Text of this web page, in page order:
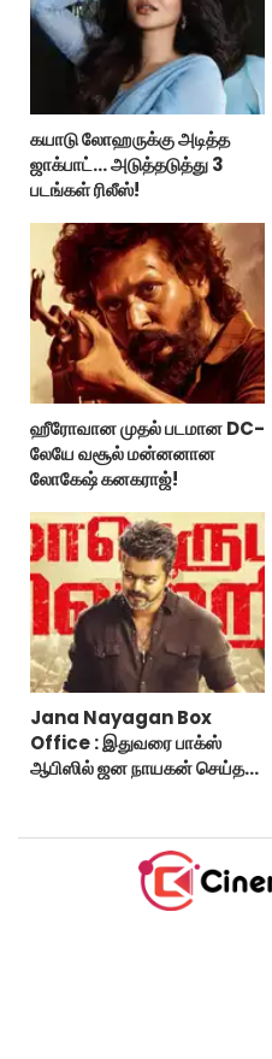
கயாடு லோஹருக்கு அடித்த
ஜாக்பாட்... அடுத்தடுத்து 3
படங்கள் ரிலீஸ்!
ஹீரோவான முதல் படமான DC-
லேயே வசூல் மன்னனான
லோகேஷ் கனகராஜ்!
Jana Nayagan Box
Office : இதுவரை பாக்ஸ்
ஆபிஸில் ஜன நாயகன் செய்த